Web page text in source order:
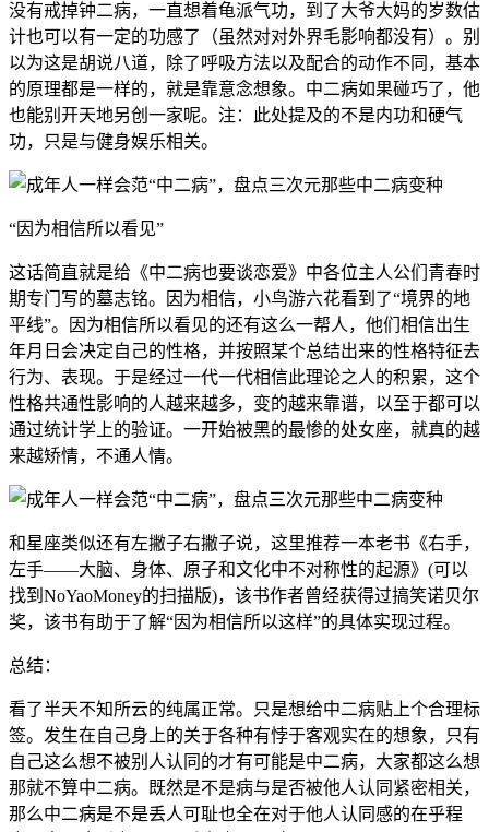
没有戒掉钟二病，一直想着龟派气功，到了大爷大妈的岁数估
计也可以有一定的功感了（虽然对对外界毛影响都没有）。别
以为这是胡说八道，除了呼吸方法以及配合的动作不同，基本
的原理都是一样的，就是靠意念想象。中二病如果碰巧了，他
也能别开天地另创一家呢。注：此处提及的不是内功和硬气
功，只是与健身娱乐相关。
“因为相信所以看见”
这话简直就是给《中二病也要谈恋爱》中各位主人公们青春时
期专门写的墓志铭。因为相信，小鸟游六花看到了“境界的地
平线”。因为相信所以看见的还有这么一帮人，他们相信出生
年月日会决定自己的性格，并按照某个总结出来的性格特征去
行为、表现。于是经过一代一代相信此理论之人的积累，这个
性格共通性影响的人越来越多，变的越来靠谱，以至于都可以
通过统计学上的验证。一开始被黑的最惨的处女座，就真的越
来越矫情，不通人情。
和星座类似还有左撇子右撇子说，这里推荐一本老书《右手，
左手——大脑、身体、原子和文化中不对称性的起源》(可以
找到NoYaoMoney的扫描版)，该书作者曾经获得过搞笑诺贝尔
奖，该书有助于了解“因为相信所以这样”的具体实现过程。
总结：
看了半天不知所云的纯属正常。只是想给中二病贴上个合理标
签。发生在自己身上的关于各种有悖于客观实在的想象，只有
自己这么想不被别人认同的才有可能是中二病，大家都这么想
那就不算中二病。既然是不是病与是否被他人认同紧密相关，
那么中二病是不是丢人可耻也全在对于他人认同感的在乎程